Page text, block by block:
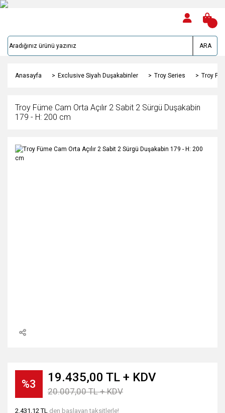
ARA
Anasayfa Exclusive Siyah Duşakabinler Troy Series Troy
Troy Füme Cam Orta Açılır 2 Sabit 2 Sürgü Duşakabin
179 - H: 200 cm
%3 19.435,00 TL + KDV
20.007,00 TL + KDV
2.431,12 TL den başlayan taksitlerle!